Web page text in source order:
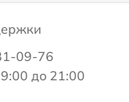
09-76
до 21:00